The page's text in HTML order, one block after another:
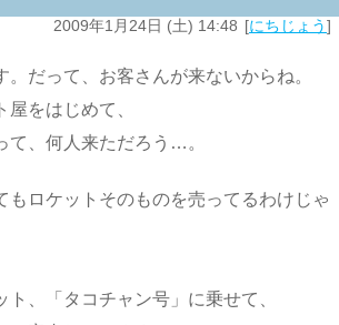
2009年1月24日 (土) 14:48 にちじょう
。だって、お客さんが来ないからね。
屋をはじめて、
て、何人来ただろう…。
もロケットそのものを売ってるわけじゃ
、「タコチャン号」に乗せて、